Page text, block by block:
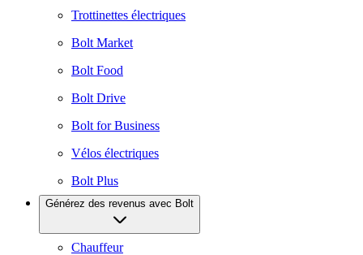
Trottinettes électriques
Bolt Market
Bolt Food
Bolt Drive
Bolt for Business
Vélos électriques
Bolt Plus
Générez des revenus avec Bolt
Chauffeur